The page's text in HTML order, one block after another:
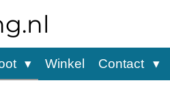
Winkel Contact